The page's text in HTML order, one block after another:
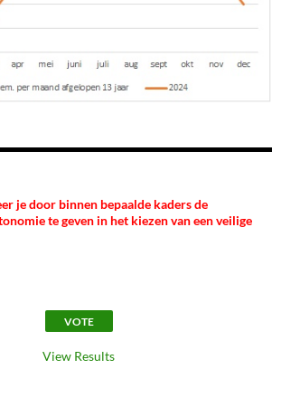
je door binnen bepaalde kaders de
te geven in het kiezen van een veilige
View Results